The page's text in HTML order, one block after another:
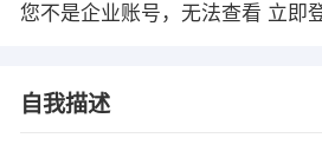
您不是企业账号，无法查看 立即
自我描述